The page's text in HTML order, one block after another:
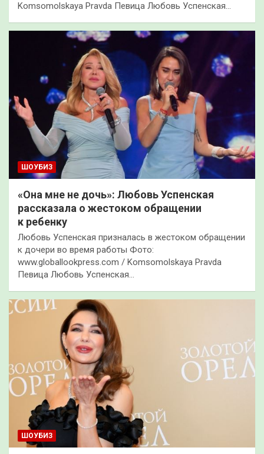
Komsomolskaya Pravda Певица Любовь Успенская…
ШОУБИЗ
«Она мне не дочь»: Любовь Успенская
рассказала о жестоком обращении
к ребенку
Любовь Успенская призналась в жестоком обращении
к дочери во время работы Фото:
www.globallookpress.com / Komsomolskaya Pravda
Певица Любовь Успенская…
ШОУБИЗ